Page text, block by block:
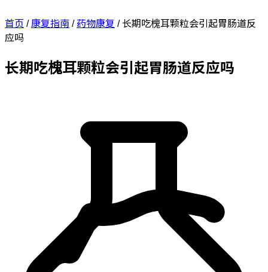
首页 /康复指南/ 药物康复 / 长期吃槐耳颗粒会引起胃肠道反
应吗
长期吃槐耳颗粒会引起胃肠道反应吗